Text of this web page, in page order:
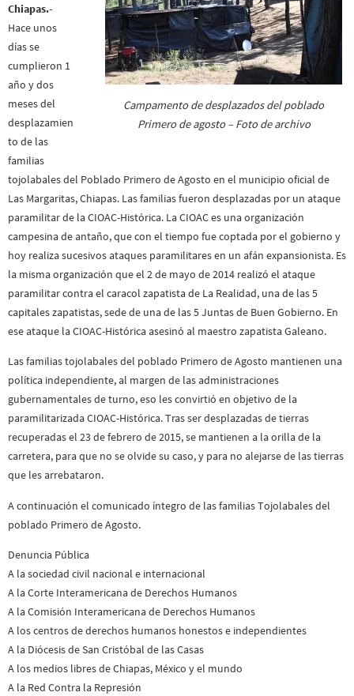
Campamento de desplazados del poblado
Primero de agosto – Foto de archivo
Chiapas.-
Hace unos
días se
cumplieron 1
año y dos
meses del
desplazamien
to de las
familias
tojolabales del Poblado Primero de Agosto en el municipio oficial de
Las Margaritas, Chiapas. Las familias fueron desplazadas por un ataque
paramilitar de la CIOAC-Histórica. La CIOAC es una organización
campesina de antaño, que con el tiempo fue coptada por el gobierno y
hoy realiza sucesivos ataques paramilitares en un afán expansionista. Es
la misma organización que el 2 de mayo de 2014 realizó el ataque
paramilitar contra el caracol zapatista de La Realidad, una de las 5
capitales zapatistas, sede de una de las 5 Juntas de Buen Gobierno. En
ese ataque la CIOAC-Histórica asesinó al maestro zapatista Galeano.
Las familias tojolabales del poblado Primero de Agosto mantienen una
política independiente, al margen de las administraciones
gubernamentales de turno, eso les convirtió en objetivo de la
paramilitarizada CIOAC-Histórica. Tras ser desplazadas de tierras
recuperadas el 23 de febrero de 2015, se mantienen a la orilla de la
carretera, para que no se olvide su caso, y para no alejarse de las tierras
que les arrebataron.
A continuación el comunicado íntegro de las familias Tojolabales del
poblado Primero de Agosto.
Denuncia Pública
A la sociedad civil nacional e internacional
A la Corte Interamericana de Derechos Humanos
A la Comisión Interamericana de Derechos Humanos
A los centros de derechos humanos honestos e independientes
A la Diócesis de San Cristóbal de las Casas
A los medios libres de Chiapas, México y el mundo
A la Red Contra la Represión